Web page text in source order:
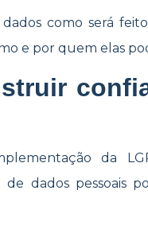
como será
e por quem elas
da
dados pessoais